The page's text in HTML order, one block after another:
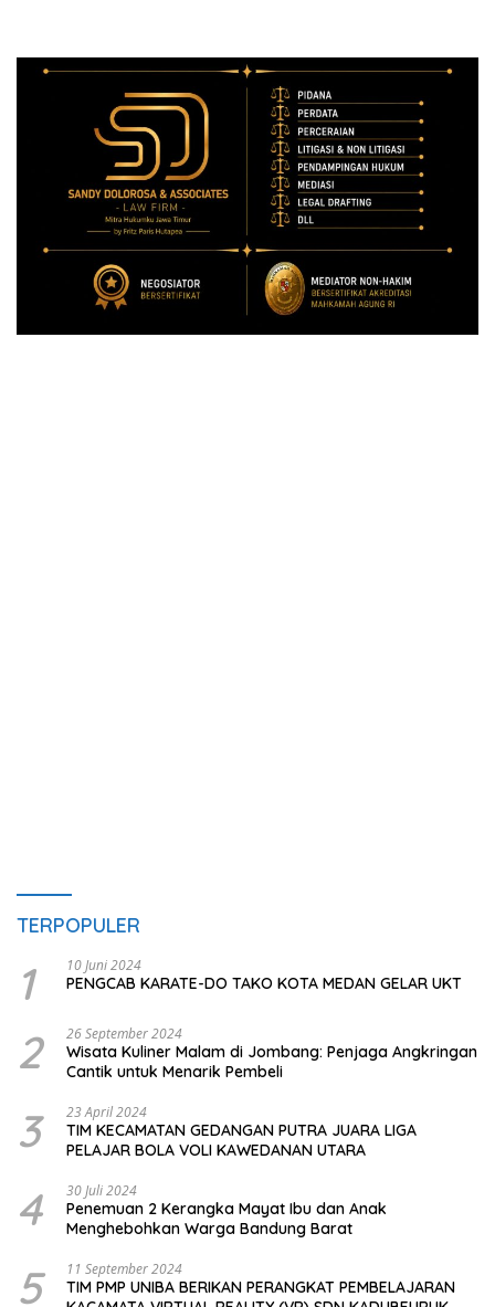
TERPOPULER
1 10 Juni 2024
PENGCAB KARATE-DO TAKO KOTA MEDAN GELAR UKT
2 26 September 2024
Wisata Kuliner Malam di Jombang: Penjaga Angkringan
Cantik untuk Menarik Pembeli
3 23 April 2024
TIM KECAMATAN GEDANGAN PUTRA JUARA LIGA
PELAJAR BOLA VOLI KAWEDANAN UTARA
4 30 Juli 2024
Penemuan 2 Kerangka Mayat Ibu dan Anak
Menghebohkan Warga Bandung Barat
5 11 September 2024
TIM PMP UNIBA BERIKAN PERANGKAT PEMBELAJARAN